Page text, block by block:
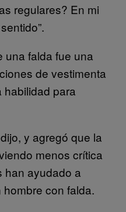
regulares? En mi
una falda fue una
de vestimenta
para
y agregó que la
menos crítica
han ayudado a
con falda.